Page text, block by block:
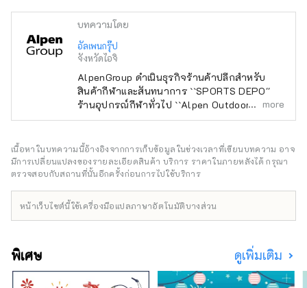
บทความโดย
อัลเพนกรุ๊ป
จังหวัดไอจิ
AlpenGroup ดำเนินธุรกิจร้านค้าปลีกสำหรับ
สินค้ากีฬาและสันทนาการ ``SPORTS DEPO''
ร้านอุปกรณ์กีฬาทั่วไป ``Alpen Outdoors'' ร้าน
ขายอุปกรณ์กลางแจ้งเฉพาะทาง และ ``GOLF5''
ทั่วประเทศ โดยนำเสนอสินค้ากีฬาจากแบรนด์
กีฬาชื่อดังรวมถึง เครื่องแต่งกายและรองเท้าที่ทัน
สมัยเรานำเสนอผลิตภัณฑ์และบริการที่หลาก
more
เนื้อหาในบทความนี้อ้างอิงจากการเก็บข้อมูลในช่วงเวลาที่เขียนบทความ อาจ
มีการเปลี่ยนแปลงของรายละเอียดสินค้า บริการ ราคาในภายหลังได้ กรุณา
ตรวจสอบกับสถานที่นั้นอีกครั้งก่อนการไปใช้บริการ
หน้าเว็บไซต์นี้ใช้เครื่องมือแปลภาษาอัตโนมัติบางส่วน
พิเศษ ดูเพิ่มเติม